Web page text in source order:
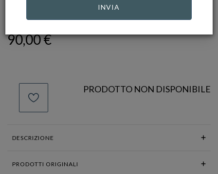
90,00 €
PRODOTTO NON DISPONIBILE
DESCRIZIONE
PRODOTTI ORIGINALI
INVIA